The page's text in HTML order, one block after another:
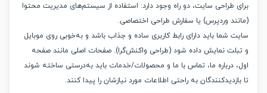
طراحی سایت، دو راه وجود دارد: استفاده از سیستم‌های مدیریت محتوا
وردپرس) یا سفارش طراحی اختصاصی.
شما باید دارای رابط کاربری ساده و جذاب باشد و به‌خوبی روی موبایل
نمایش داده شود (طراحی واکنش‌گرا). صفحات اصلی مانند صفحه
درباره ما، تماس با ما و محصولات/خدمات باید به‌درستی ساخته شوند
به راحتی اطلاعات مورد نیازشان را پیدا کنند.